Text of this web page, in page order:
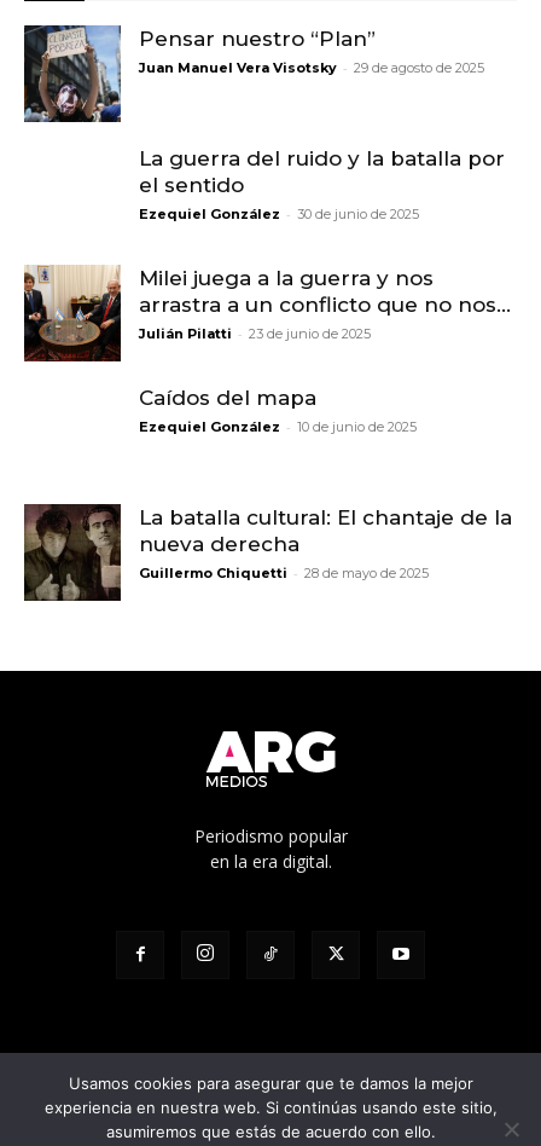
Pensar nuestro “Plan”
Juan Manuel Vera Visotsky - 29 de agosto de 2025
La guerra del ruido y la batalla por
el sentido
Ezequiel González - 30 de junio de 2025
Milei juega a la guerra y nos
arrastra a un conflicto que no nos...
Julián Pilatti - 23 de junio de 2025
Caídos del mapa
Ezequiel González - 10 de junio de 2025
La batalla cultural: El chantaje de la
nueva derecha
Guillermo Chiquetti - 28 de mayo de 2025
Periodismo popular
en la era digital.
© Edicíón N° 1136 - Propietario: Cooperativa de trabajo Pacha Ltda. -
Usamos cookies para asegurar que te damos la mejor
experiencia en nuestra web. Si continúas usando este sitio,
asumiremos que estás de acuerdo con ello.